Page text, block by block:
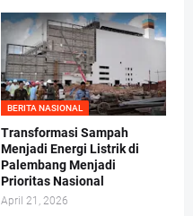
BERITA NASIONAL
Transformasi Sampah
Menjadi Energi Listrik di
Palembang Menjadi
Prioritas Nasional
April 21, 2026